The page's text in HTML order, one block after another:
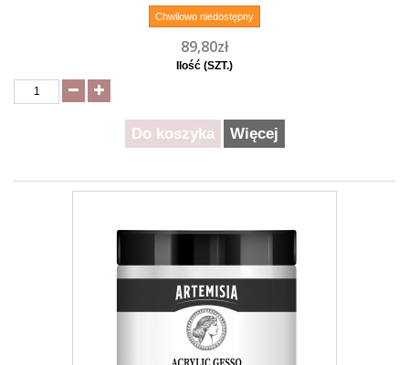
Chwilowo niedostępny
89,80zł
Ilość (SZT.)
Do koszyka Więcej